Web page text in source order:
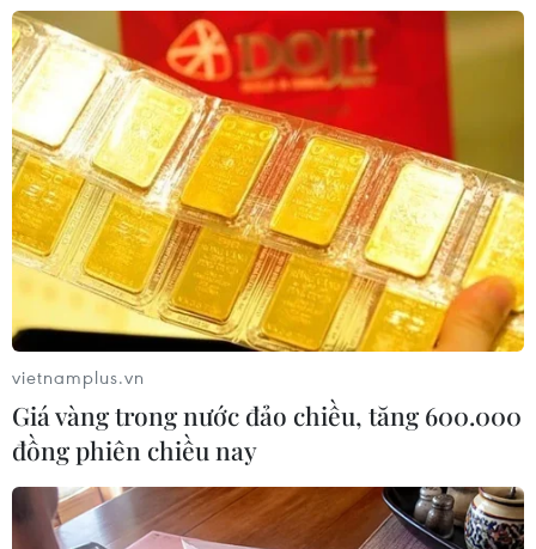
Dữ liệu điện thoại giúp bắt nghi phạm
đánh bom Bangkok
31/08/2015 02:11
Nhà chức trách Thái Lan đã dành hơn một tuần kiểm tra
lại mọi cuộc điện thoại được thực hiện trong khu vực
quanh đền thờ Erawan, vào thời điểm diễn ra vụ đánh
bom trong ngày 17/8.
vietnamplus.vn
Giá vàng trong nước đảo chiều, tăng 600.000
đồng phiên chiều nay